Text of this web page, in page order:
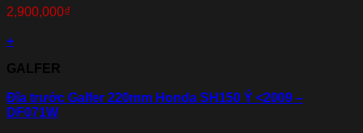
2,900,000₫
+
GALFER
Đĩa trước Galfer 220mm Honda SH150 Ý <2009 –
DF071W